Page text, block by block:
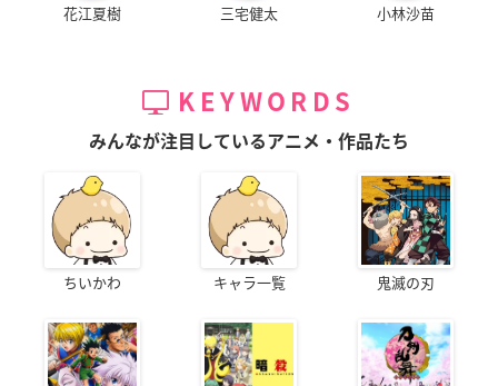
花江夏樹 三宅健太 小林沙苗
KEYWORDS
みんなが注目しているアニメ・作品たち
ちいかわ キャラ一覧 鬼滅の刃